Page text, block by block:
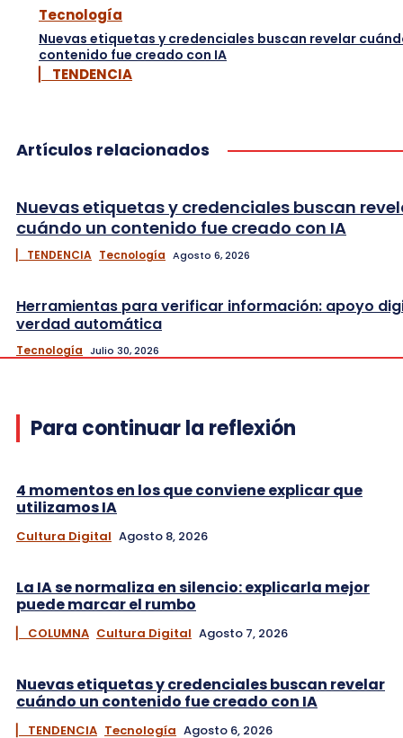
Tecnología
Nuevas etiquetas y credenciales buscan revelar
contenido fue creado con IA
▏ TENDENCIA
Artículos relacionados
Nuevas etiquetas y credenciales buscan
cuándo un contenido fue creado con IA
▏ TENDENCIA Tecnología Agosto 6, 2026
Herramientas para verificar información: apoyo
verdad automática
Tecnología Julio 30, 2026
Para continuar la reflexión
4 momentos en los que conviene explicar que
utilizamos IA
Cultura Digital Agosto 8, 2026
La IA se normaliza en silencio: explicarla mejor
puede marcar el rumbo
▏ COLUMNA Cultura Digital Agosto 7, 2026
Nuevas etiquetas y credenciales buscan revelar
cuándo un contenido fue creado con IA
▏ TENDENCIA Tecnología Agosto 6, 2026